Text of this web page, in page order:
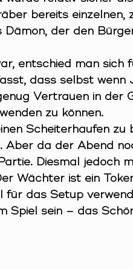
bereits einzelnen,
der den
entschied man sich
dass selbst wenn
Vertrauen in der
zu können.
Scheiterhaufen zu
Aber da der Abend
Diesmal jedoch
Wächter ist ein
für das Setup
Spiel sein – das